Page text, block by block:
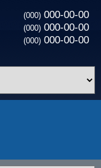
(000) 000-00-00
(000) 000-00-00
(000) 000-00-00